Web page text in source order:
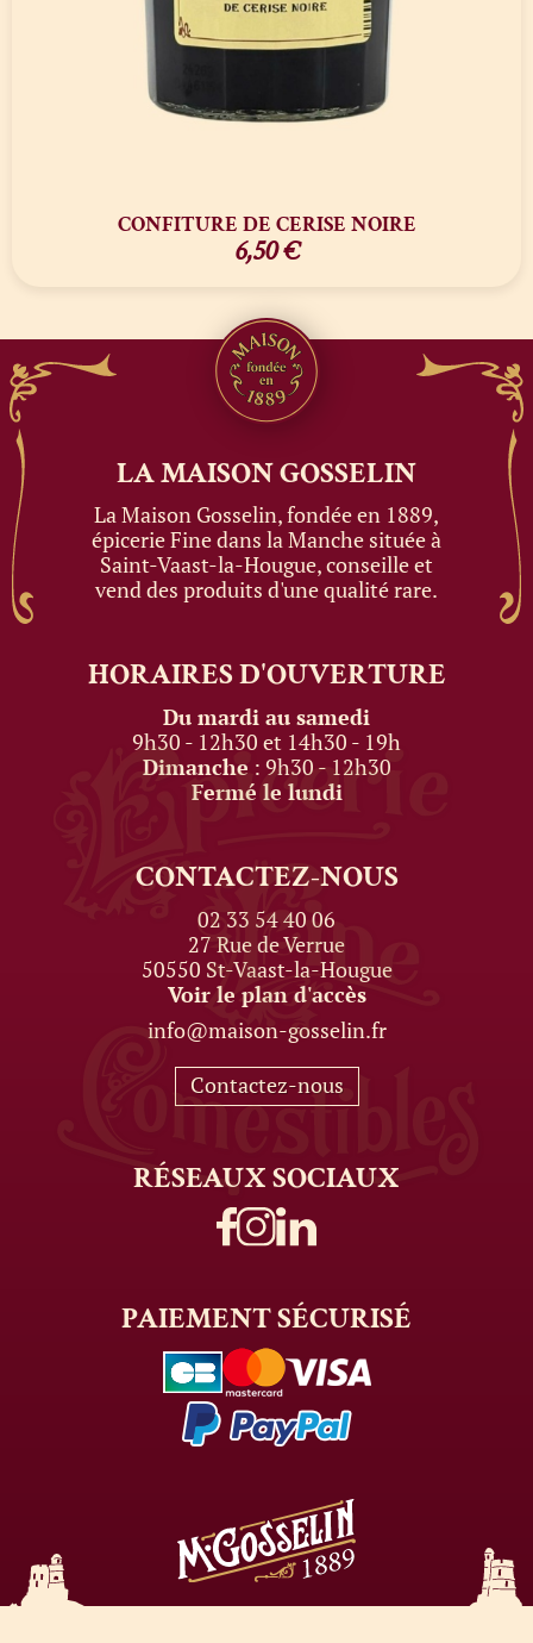
CONFITURE DE CERISE NOIRE
6,50€
LA MAISONGOSSELIN
La Maison Gosselin, fondée en 1889,
épicerie Fine dans la Manche située à
Saint-Vaast-la-Hougue, conseille et
vend des produits d'une qualité rare.
HORAIRESD'OUVERTURE
Du mardi au samedi
9h30 - 12h30 et 14h30 - 19h
Dimanche : 9h30 - 12h30
Fermé le lundi
CONTACTEZ-NOUS
02 33 54 40 06
27 Rue de Verrue
50550 St-Vaast-la-Hougue
Voir le plan d'accès
info@maison-gosselin.fr
Contactez-nous
RÉSEAUXSOCIAUX
PAIEMENTSÉCURISÉ